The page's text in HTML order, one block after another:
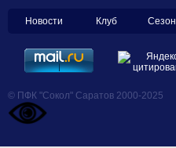
Новости Клуб Сезон
© ПФК "Сокол" Саратов 2000-2025